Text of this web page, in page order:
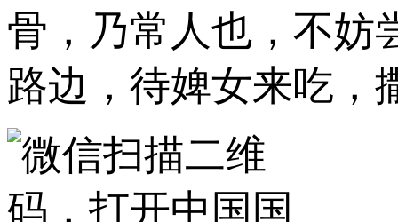
骨，乃常人也，不妨
路边，待婢女来吃，